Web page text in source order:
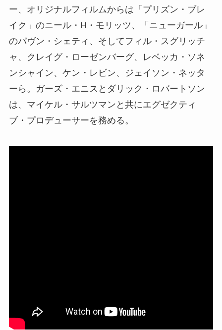
ー、オリジナルフィルムからは「プリズン・ブレ
イク」のニール・H・モリッツ、「ニューガール」
のパヴン・シェティ、そしてフィル・スグリッチ
ャ、クレイグ・ローゼンバーグ、レベッカ・ソネ
ンシャイン、ケン・レビン、ジェイソン・ネッタ
ーら。ガーズ・エニスとダリック・ロバートソン
は、マイケル・サルツマンと共にエグゼクティ
ブ・プロデューサーを務める。